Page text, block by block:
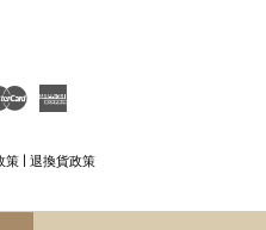
Master
策| 退換貨政策